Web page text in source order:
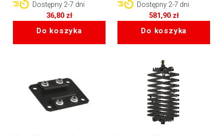
Dostępny 2-7 dni
36,80 zł
Do koszyka
Dostępny 2-7 dni
581,90 zł
Do koszyka